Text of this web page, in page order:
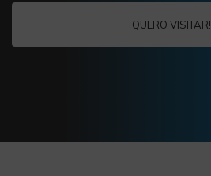
QUERO VISITAR!